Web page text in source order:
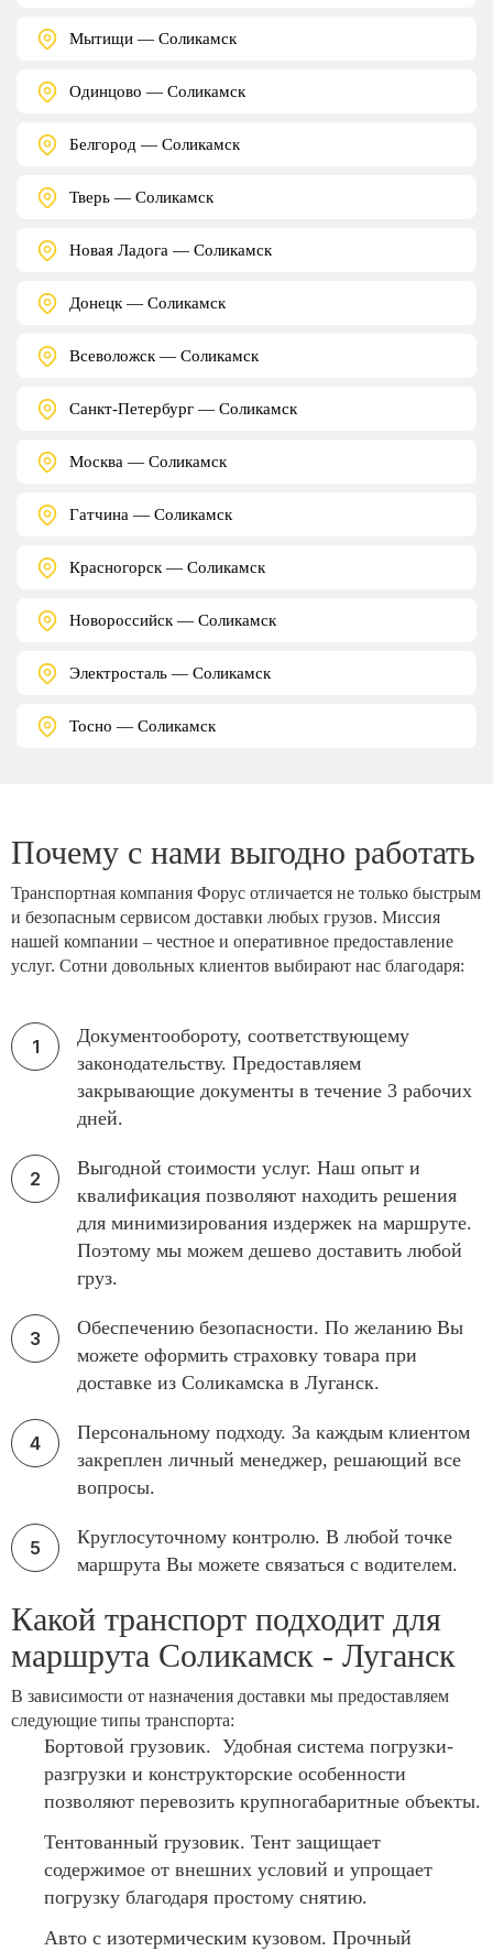
Мытищи — Соликамск
Одинцово — Соликамск
Белгород — Соликамск
Тверь — Соликамск
Новая Ладога — Соликамск
Донецк — Соликамск
Всеволожск — Соликамск
Санкт-Петербург — Соликамск
Москва — Соликамск
Гатчина — Соликамск
Красногорск — Соликамск
Новороссийск — Соликамск
Электросталь — Соликамск
Тосно — Соликамск
Почему с нами выгодно работать
Транспортная компания Форус отличается не только быстрым
и безопасным сервисом доставки любых грузов. Миссия
нашей компании – честное и оперативное предоставление
услуг. Сотни довольных клиентов выбирают нас благодаря:
Документообороту, соответствующему
законодательству. Предоставляем
закрывающие документы в течение 3 рабочих
дней.
Выгодной стоимости услуг. Наш опыт и
квалификация позволяют находить решения
для минимизирования издержек на маршруте.
Поэтому мы можем дешево доставить любой
груз.
Обеспечению безопасности. По желанию Вы
можете оформить страховку товара при
доставке из Соликамска в Луганск.
Персональному подходу. За каждым клиентом
закреплен личный менеджер, решающий все
вопросы.
Круглосуточному контролю. В любой точке
маршрута Вы можете связаться с водителем.
Какой транспорт подходит для
маршрута Соликамск - Луганск
В зависимости от назначения доставки мы предоставляем
следующие типы транспорта:
Бортовой грузовик. Удобная система погрузки-
разгрузки и конструкторские особенности
позволяют перевозить крупногабаритные объекты.
Тентованный грузовик. Тент защищает
содержимое от внешних условий и упрощает
погрузку благодаря простому снятию.
Авто с изотермическим кузовом. Прочный